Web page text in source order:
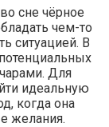
сне чёрное
чем-то
ситуацией. В
Для
идеальную
когда она
желания.